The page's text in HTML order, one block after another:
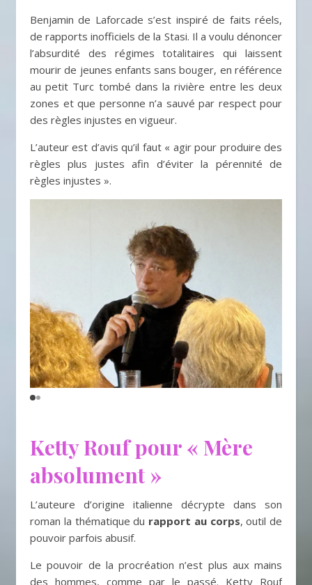
Benjamin de Laforcade s’est inspiré de faits réels,
de rapports inofficiels de la Stasi. Il a voulu dénoncer
l’absurdité des régimes totalitaires qui laissent
mourir de jeunes enfants sans bouger, en référence
au petit Turc tombé dans la rivière entre les deux
zones et que personne n’a sauvé par respect pour
des règles injustes en vigueur.
L’auteur est d’avis qu’il faut « agir pour produire des
règles plus justes afin d’éviter la pérennité de
règles injustes ».
Ketty Rouf pour « Mère
absolument »
L’auteure d’origine italienne décrypte dans son
roman la thématique du rapport au corps, outil de
pouvoir parfois abusif.
Le pouvoir de la procréation n’est plus aux mains
des hommes, comme par le passé. Ketty Rouf